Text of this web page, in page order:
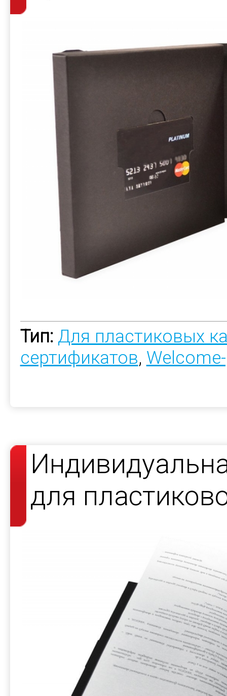
Тип: Для пластиковых
сертификатов,
для